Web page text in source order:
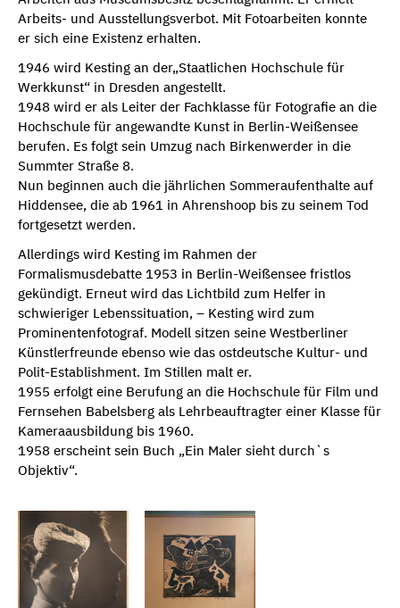
Arbeits- und Ausstellungsverbot. Mit Fotoarbeiten konnte
er sich eine Existenz erhalten.
1946 wird Kesting an der„Staatlichen Hochschule für
Werkkunst“ in Dresden angestellt.
1948 wird er als Leiter der Fachklasse für Fotografie an die
Hochschule für angewandte Kunst in Berlin-Weißensee
berufen. Es folgt sein Umzug nach Birkenwerder in die
Summter Straße 8.
Nun beginnen auch die jährlichen Sommeraufenthalte auf
Hiddensee, die ab 1961 in Ahrenshoop bis zu seinem Tod
fortgesetzt werden.
Allerdings wird Kesting im Rahmen der
Formalismusdebatte 1953 in Berlin-Weißensee fristlos
gekündigt. Erneut wird das Lichtbild zum Helfer in
schwieriger Lebenssituation, – Kesting wird zum
Prominentenfotograf. Modell sitzen seine Westberliner
Künstlerfreunde ebenso wie das ostdeutsche Kultur- und
Polit-Establishment. Im Stillen malt er.
1955 erfolgt eine Berufung an die Hochschule für Film und
Fernsehen Babelsberg als Lehrbeauftragter einer Klasse für
Kameraausbildung bis 1960.
1958 erscheint sein Buch „Ein Maler sieht durch`s
Objektiv“.